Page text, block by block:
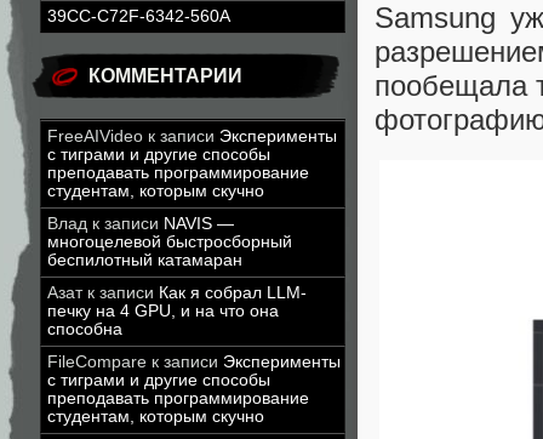
39CC-C72F-6342-560A
КОММЕНТАРИИ
FreeAIVideo к записи Эксперименты
с тиграми и другие способы
преподавать программирование
студентам, которым скучно
Влад к записи NAVIS —
многоцелевой быстросборный
беспилотный катамаран
Азатк записи Как я собрал LLM-
печку на 4 GPU, и на что она
способна
FileCompare к записи Эксперименты
с тиграми и другие способы
преподавать программирование
студентам, которым скучно
Samsung
пообещала